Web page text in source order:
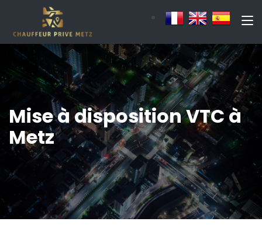
Mise à disposition VTC à
Metz